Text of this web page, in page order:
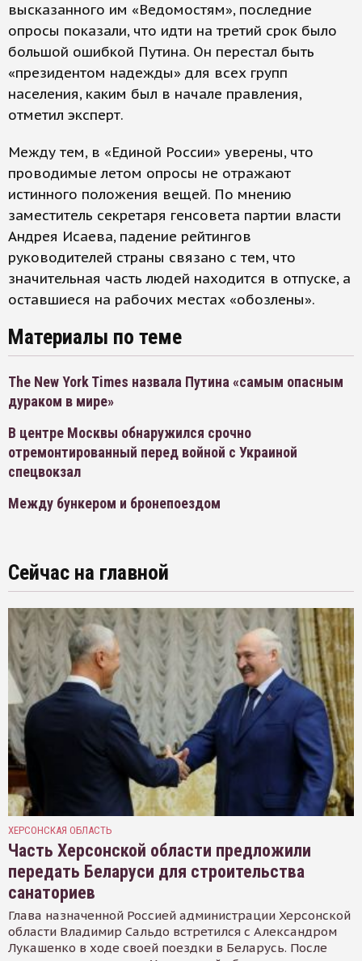
высказанного им «Ведомостям», последние
опросы показали, что идти на третий срок было
большой ошибкой Путина. Он перестал быть
«президентом надежды» для всех групп
населения, каким был в начале правления,
отметил эксперт.
Между тем, в «Единой России» уверены, что
проводимые летом опросы не отражают
истинного положения вещей. По мнению
заместитель секретаря генсовета партии власти
Андрея Исаева, падение рейтингов
руководителей страны связано с тем, что
значительная часть людей находится в отпуске, а
оставшиеся на рабочих местах «обозлены».
Материалы по теме
The New York Times назвала Путина «самым опасным
дураком в мире»
В центре Москвы обнаружился срочно
отремонтированный перед войной с Украиной
спецвокзал
Между бункером и бронепоездом
Сейчас на главной
ХЕРСОНСКАЯ ОБЛАСТЬ
Часть Херсонской области предложили
передать Беларуси для строительства
санаториев
Глава назначенной Россией администрации Херсонской
области Владимир Сальдо встретился с Александром
Лукашенко в ходе своей поездки в Беларусь. После